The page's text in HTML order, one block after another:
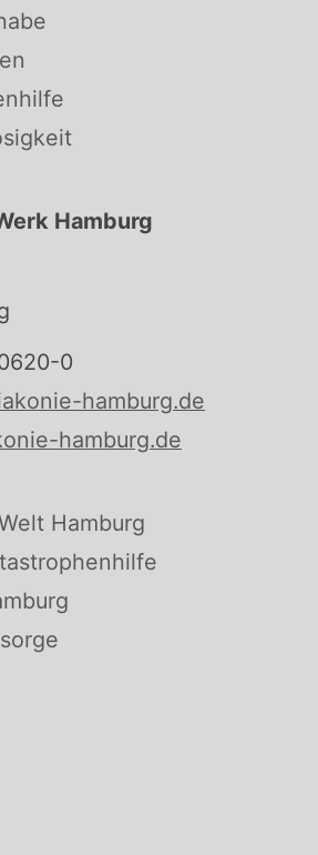
Hamburg
0
hamburg.de
hamburg.de
Hamburg